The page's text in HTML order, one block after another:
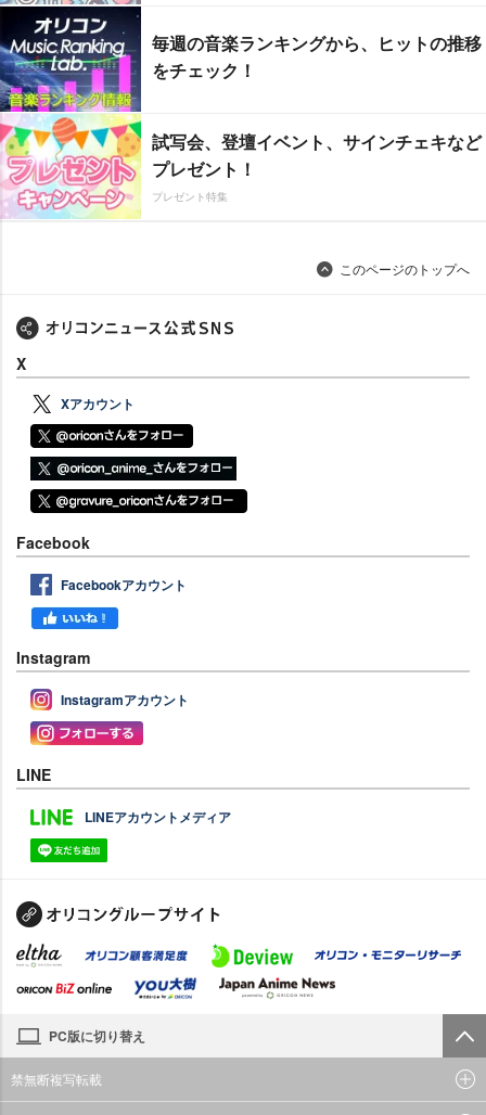
毎週の音楽ランキングから、ヒットの推移
をチェック！
試写会、登壇イベント、サインチェキなど
プレゼント！
プレゼント特集
このページのトップへ
X
Xアカウント
Facebook
Facebookアカウント
Instagram
Instagramアカウント
LINE
LINEアカウントメディア
PC版に切り替え
禁無断複写転載